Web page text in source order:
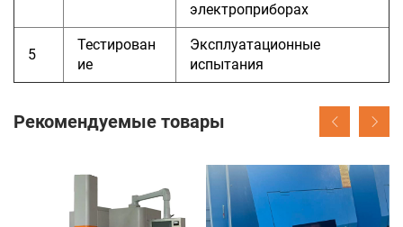
электроприборах
5
Тестирован
ие
Эксплуатационные
испытания
Рекомендуемые товары